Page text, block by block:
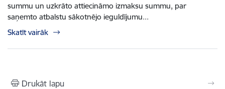
summu un uzkrāto attiecināmo izmaksu summu, par
saņemto atbalstu sākotnējo ieguldījumu...
Skatīt vairāk
Drukāt lapu